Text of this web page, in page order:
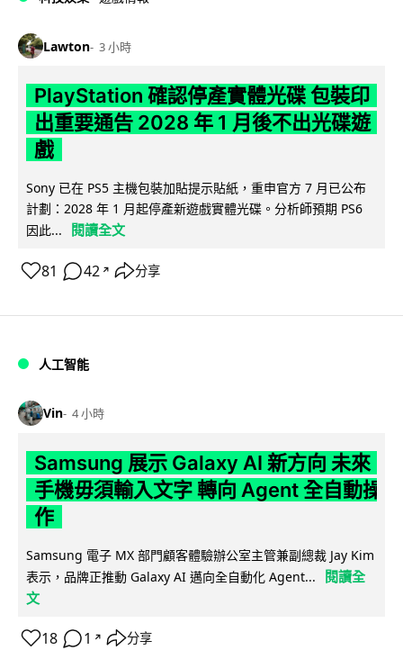
Lawton 3 小時
PlayStation 確認停產實體光碟 包裝印
出重要通告 2028 年 1 月後不出光碟遊
戲
Sony 已在 PS5 主機包裝加貼提示貼紙，重申官方 7 月已公布
計劃：2028 年 1 月起停產新遊戲實體光碟。分析師預期 PS6
因此...
閱讀全文
81 42 ↗ 分享
人工智能
Vin 4 小時
Samsung 展示 Galaxy AI 新方向 未來
手機毋須輸入文字 轉向 Agent 全自動操
作
Samsung 電子 MX 部門顧客體驗辦公室主管兼副總裁 Jay Kim
表示，品牌正推動 Galaxy AI 邁向全自動化 Agent...
閱讀全
文
18 1 ↗ 分享